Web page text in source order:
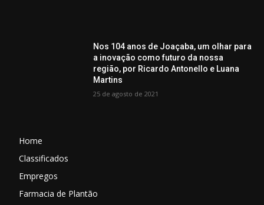
Nos 104 anos de Joaçaba, um olhar para
a inovação como futuro da nossa
região, por Ricardo Antonello e Luana
Martins
25 de agosto de 2021
Home
Classificados
Empregos
Farmacia de Plantão